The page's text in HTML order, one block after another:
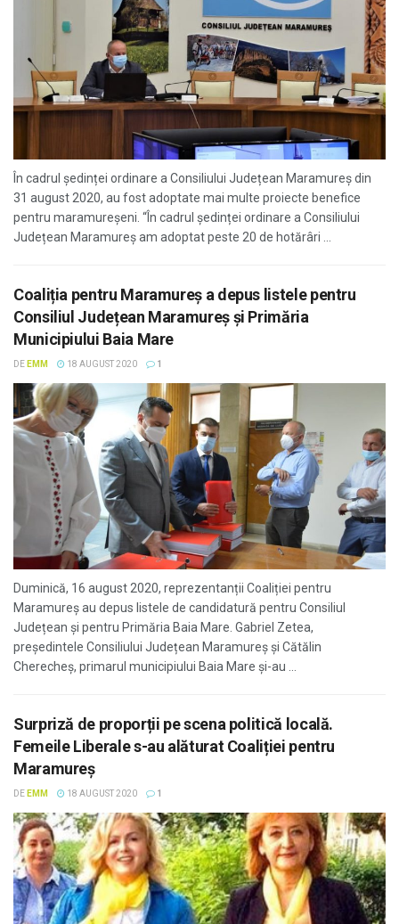
În cadrul ședinței ordinare a Consiliului Județean Maramureș din
31 august 2020, au fost adoptate mai multe proiecte benefice
pentru maramureșeni. “În cadrul şedinței ordinare a Consiliului
Județean Maramureş am adoptat peste 20 de hotărâri ...
Coaliția pentru Maramureș a depus listele pentru
Consiliul Județean Maramureș și Primăria
Municipiului Baia Mare
DE EMM 18 AUGUST 2020 1
Duminică, 16 august 2020, reprezentanții Coaliției pentru
Maramureș au depus listele de candidatură pentru Consiliul
Județean și pentru Primăria Baia Mare. Gabriel Zetea,
președintele Consiliului Județean Maramureș și Cătălin
Cherecheș, primarul municipiului Baia Mare și-au ...
Surpriză de proporții pe scena politică locală.
Femeile Liberale s-au alăturat Coaliției pentru
Maramureș
DE EMM 18 AUGUST 2020 1